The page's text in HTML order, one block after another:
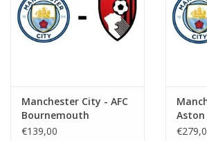
Manchester City - AFC
Bournemouth
€139,00
Aston